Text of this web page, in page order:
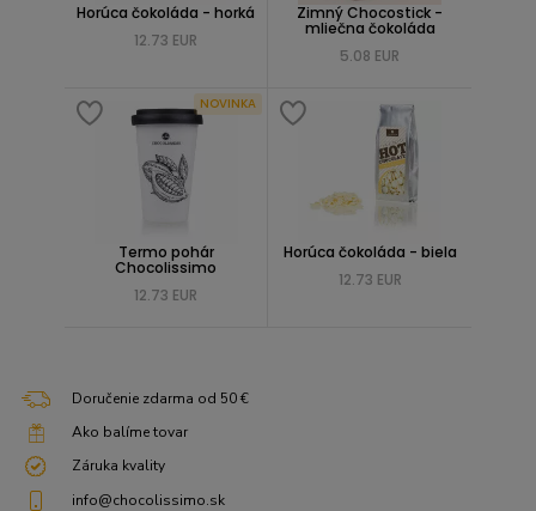
Horúca čokoláda - horká
12.73 EUR
Zimný Chocostick -
mliečna čokoláda
5.08 EUR
NOVINKA
Termo pohár
Chocolissimo
12.73 EUR
Horúca čokoláda - biela
12.73 EUR
Doručenie zdarma od 50 €
Ako balíme tovar
Záruka kvality
info@chocolissimo.sk